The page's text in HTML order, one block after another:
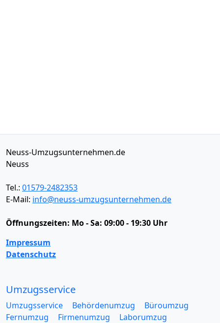
Neuss-Umzugsunternehmen.de
Neuss
Tel.: 01579-2482353
E-Mail: info@neuss-umzugsunternehmen.de
Öffnungszeiten: Mo - Sa: 09:00 - 19:30 Uhr
Impressum
Datenschutz
Umzugsservice
Umzugsservice Behördenumzug
Büroumzug
Fernumzug
Firmenumzug
Laborumzug